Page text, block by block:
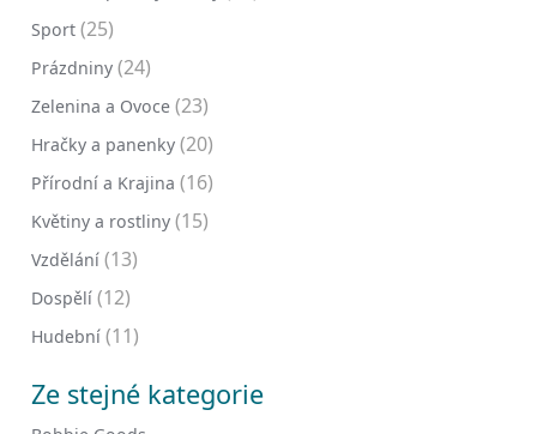
Sport (25)
Prázdniny (24)
Zelenina a Ovoce (23)
Hračky a panenky (20)
Přírodní a Krajina (16)
Květiny a rostliny (15)
Vzdělání (13)
Dospělí (12)
Hudební (11)
Ze stejné kategorie